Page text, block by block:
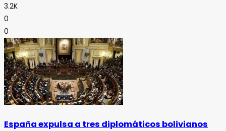
3.2K
0
0
España expulsa a tres diplomáticos bolivianos